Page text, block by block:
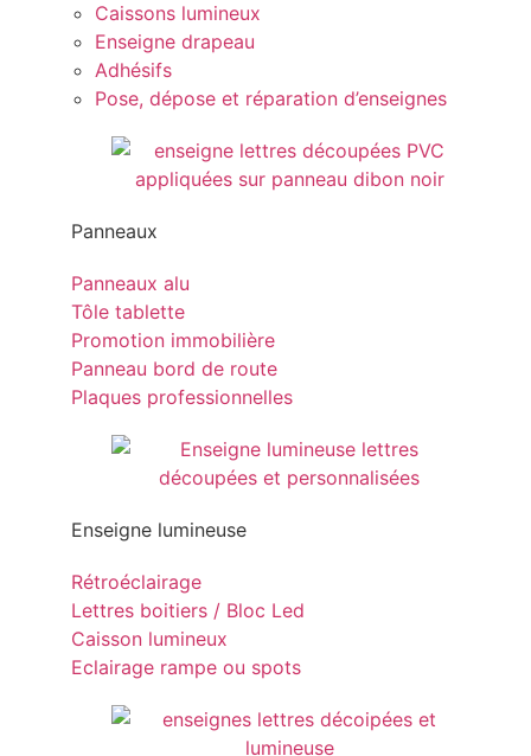
Caissons lumineux
Enseigne drapeau
Adhésifs
Pose, dépose et réparation d’enseignes
Panneaux
Panneaux alu
Tôle tablette
Promotion immobilière
Panneau bord de route
Plaques professionnelles
Enseigne lumineuse
Rétroéclairage
Lettres boitiers / Bloc Led
Caisson lumineux
Eclairage rampe ou spots